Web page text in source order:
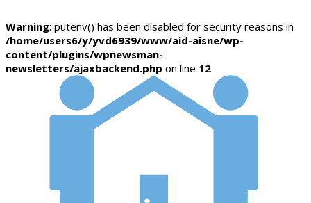
Warning: putenv() has been disabled for security reasons in
/home/users6/y/yvd6939/www/aid-aisne/wp-
content/plugins/wpnewsman-
newsletters/ajaxbackend.php on line 12